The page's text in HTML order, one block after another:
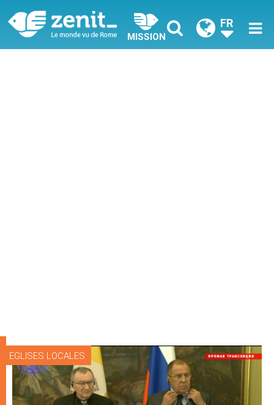
MISSION
FR
EGLISES LOCALES